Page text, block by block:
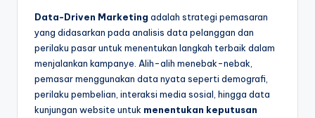
Data-Driven Marketing adalah strategi pemasaran
yang didasarkan pada analisis data pelanggan dan
perilaku pasar untuk menentukan langkah terbaik dalam
menjalankan kampanye. Alih-alih menebak-nebak,
pemasar menggunakan data nyata seperti demografi,
perilaku pembelian, interaksi media sosial, hingga data
kunjungan website untuk menentukan keputusan